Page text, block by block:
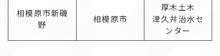
相模原市新磯
野
相模原市
厚木土木
津久井治水セ
ンター